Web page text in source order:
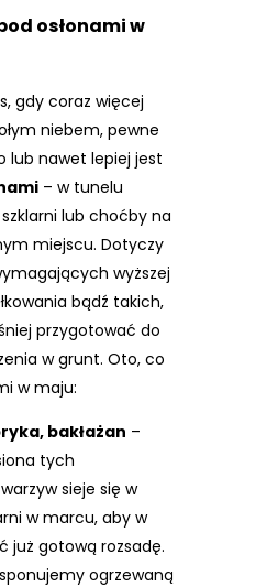
osłonamiw
gdy coraz więcej
niebem, pewne
lub nawet lepiej jest
– w tunelu
lub choćby na
miejscu. Dotyczy
wyższej
bądź takich,
przygotować do
w grunt. Oto, co
w maju:
bakłażan –
tych
sieje się w
w marcu, aby w
już gotową rozsadę.
ogrzewaną